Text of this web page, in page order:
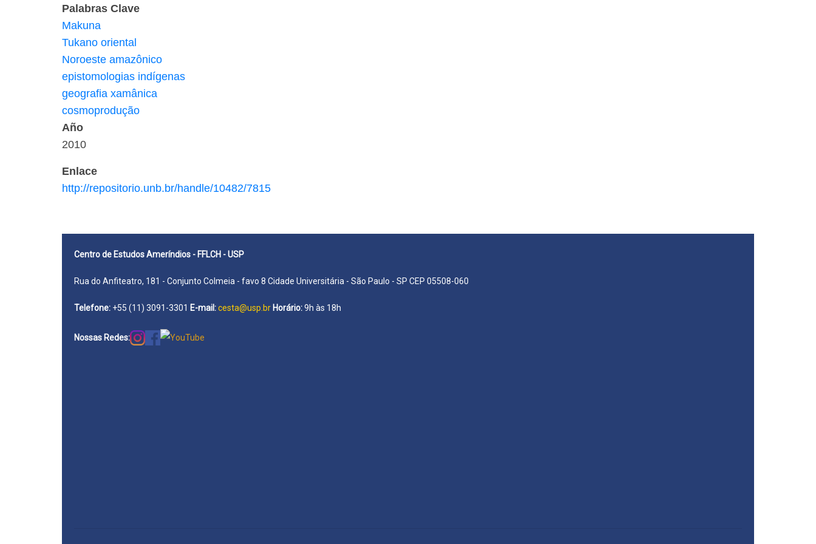
Palabras Clave
Makuna
Tukano oriental
Noroeste amazônico
epistomologias indígenas
geografia xamânica
cosmoprodução
Año
2010
Enlace
http://repositorio.unb.br/handle/10482/7815
Centro de Estudos Ameríndios - FFLCH - USP
Rua do Anfiteatro, 181 - Conjunto Colmeia - favo 8 Cidade Universitária - São Paulo - SP CEP 05508-060
Telefone: +55 (11) 3091-3301 E-mail:cesta@usp.br Horário:9h às 18h
Nossas Redes: